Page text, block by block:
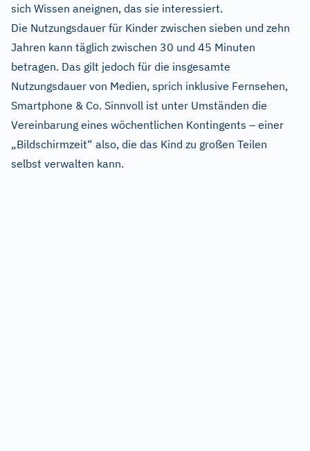
sich Wissen aneignen, das sie interessiert.
Die Nutzungsdauer für Kinder zwischen sieben und zehn
Jahren kann täglich zwischen 30 und 45 Minuten
betragen. Das gilt jedoch für die insgesamte
Nutzungsdauer von Medien, sprich inklusive Fernsehen,
Smartphone & Co. Sinnvoll ist unter Umständen die
Vereinbarung eines wöchentlichen Kontingents – einer
„Bildschirmzeit“ also, die das Kind zu großen Teilen
selbst verwalten kann.